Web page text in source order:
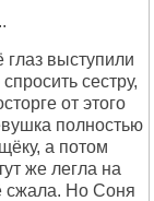
глаз выступили
сестру,
от этого
полностью
а потом
же легла на
сжала. Но Соня